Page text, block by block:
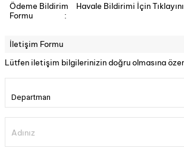
Ödeme Bildirim
Formu
:
Havale Bildirimi İçin
İletişim Formu
Lütfen iletişim bilgilerinizin doğru olmasına
Adınız